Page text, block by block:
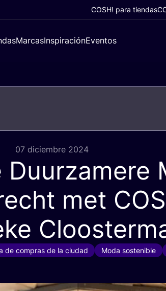
COSH! para tiendas
MarcasInspiraciónEventos
07 diciembre 2024
met
de compras de la ciudad Moda sostenible